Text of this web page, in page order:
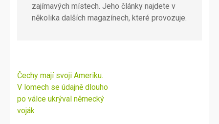
zajímavých místech. Jeho články najdete v
několika dalších magazínech, které provozuje.
Navigace
pro
příspěvek
Čechy mají svoji Ameriku.
V lomech se údajně dlouho
po válce ukrýval německý
voják